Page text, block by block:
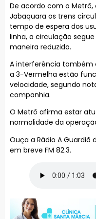
De acordo com o Metrô,
Jabaquara os trens
tempo de espera dos
linha, a circulação
maneira reduzida.
A interferência também
a 3-Vermelha estão
velocidade, segundo
companhia.
O Metrô afirma estar
normalidade da
Ouça a Rádio A Guardiã
em breve FM 82.3.